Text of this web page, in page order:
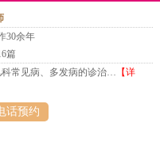
30余年
篇
常见病、多发病的诊治… 【详
话预约